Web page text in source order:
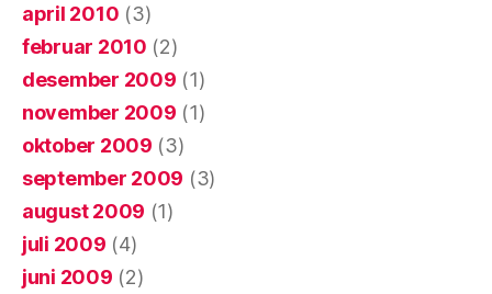
april 2010 (3)
februar 2010 (2)
desember 2009 (1)
november 2009 (1)
oktober 2009 (3)
september 2009 (3)
august 2009 (1)
juli 2009 (4)
juni 2009 (2)